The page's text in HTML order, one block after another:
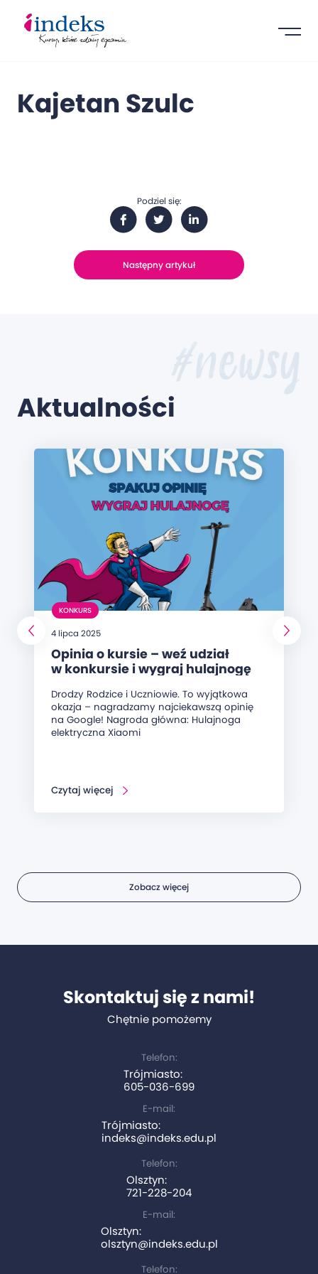
Kajetan Szulc
Podziel się:
Następny artykuł
Aktualności
KONKURS
4 lipca 2025
Opinia o kursie – weź udział
w konkursie i wygraj hulajnogę
Drodzy Rodzice i Uczniowie. To wyjątkowa
okazja – nagradzamy najciekawszą opinię
na Google! Nagroda główna: Hulajnoga
elektryczna Xiaomi
Czytaj więcej
Zobacz więcej
Skontaktuj się z nami!
Chętnie pomożemy
Telefon:
Trójmiasto:
605-036-699
E-mail:
Trójmiasto:
indeks@indeks.edu.pl
Telefon:
Olsztyn:
721-228-204
E-mail:
Olsztyn:
olsztyn@indeks.edu.pl
Telefon: